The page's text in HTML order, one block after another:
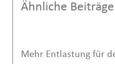
Ähnliche Beiträge
Mehr Entlastung für